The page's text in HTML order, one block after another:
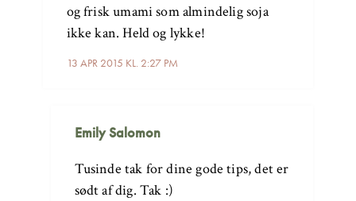
13 APR 2015 KL. 2:27 PM
og frisk umami som almindelig soja
ikke kan. Held og lykke!
Emily Salomon
Tusinde tak for dine gode tips, det er
sødt af dig. Tak :)